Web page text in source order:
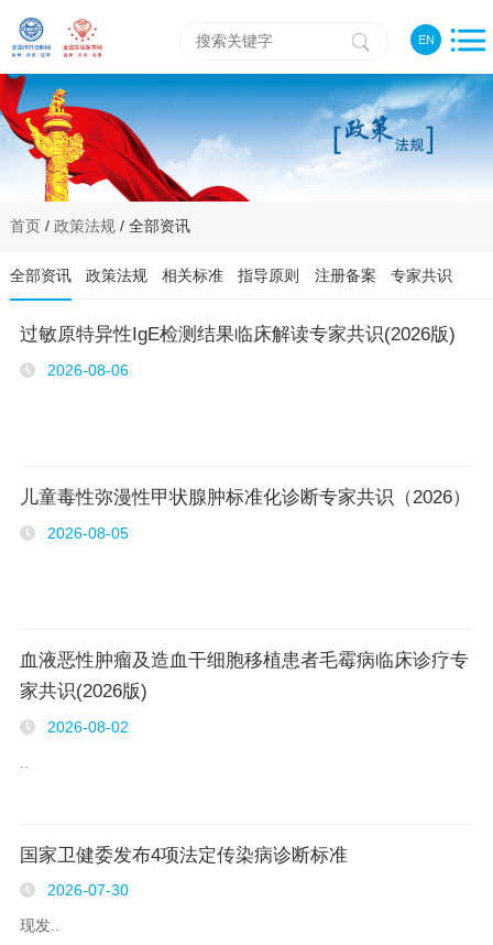
EN
首页/ 政策法规/ 全部资讯
全部资讯 政策法规 相关标准 指导原则 注册备案 专家共识
过敏原特异性IgE检测结果临床解读专家共识(2026版)
2026-08-06
儿童毒性弥漫性甲状腺肿标准化诊断专家共识（2026）
2026-08-05
血液恶性肿瘤及造血干细胞移植患者毛霉病临床诊疗专
家共识(2026版)
2026-08-02
国家卫健委发布4项法定传染病诊断标准
2026-07-30
现发..